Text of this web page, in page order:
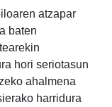
atzapar
baten
hori seriotasun
ahalmena
harridura